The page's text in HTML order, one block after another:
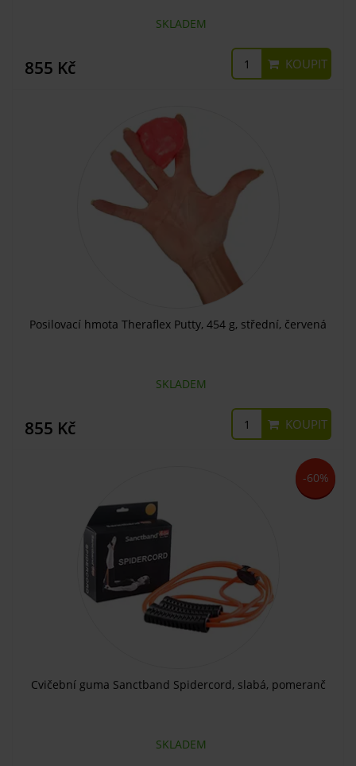
SKLADEM
855 Kč KOUPIT
Posilovací hmota Theraflex Putty, 454 g, střední, červená
SKLADEM
855 Kč KOUPIT
-60%
Cvičební guma Sanctband Spidercord, slabá, pomeranč
SKLADEM